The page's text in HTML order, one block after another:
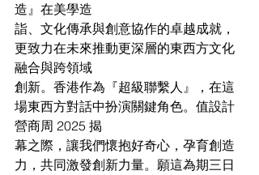
造』在美學造
詣、文化傳承與創意協作的卓越成就，
更致力在未來推動更深層的東西方文化
融合與跨領域
創新。香港作為『超級聯繫人』，在這
場東西方對話中扮演關鍵角色。值設計
營商周 2025 揭
幕之際，讓我們懷抱好奇心，孕育創造
力，共同激發創新力量。願這為期三日